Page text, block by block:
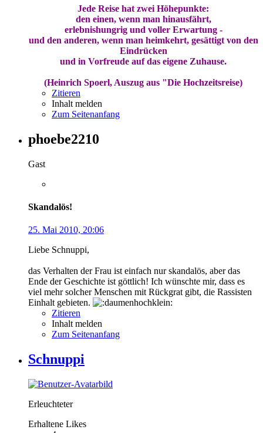
Jede Reise hat zwei Höhepunkte:
den einen, wenn man hinausfährt,
erlebnishungrig und voller Erwartung -
und den anderen, wenn man heimkehrt, gesättigt von den
Eindrücken
und in Vorfreude auf das eigene Zuhause.
(Heinrich Spoerl, Auszug aus "Die Hochzeitsreise)
Zitieren
Inhalt melden
Zum Seitenanfang
phoebe2210
Gast
Skandalös!
25. Mai 2010, 20:06
Liebe Schnuppi,
das Verhalten der Frau ist einfach nur skandalös, aber das
Ende der Geschichte ist göttlich! Ich wünschte mir, dass es
viel mehr solcher Menschen mit Rückgrat gibt, die Rassisten
Einhalt gebieten.
Zitieren
Inhalt melden
Zum Seitenanfang
Schnuppi
Erleuchteter
Erhaltene Likes